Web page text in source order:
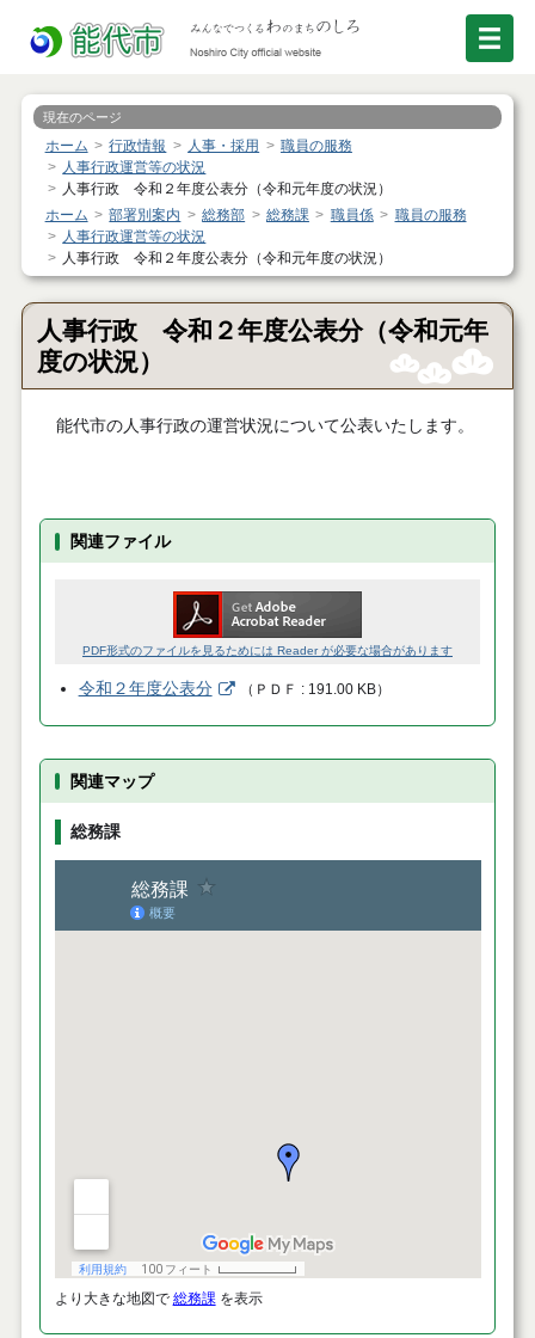
現在のページ
ホーム 行政情報 人事・採用
職員の服務
人事行政運営等の状況
人事行政 令和２年度公表分（令和元年度の状況）
ホーム
部署別案内 総務部 総務課 職員係
職員の服務
人事行政運営等の状況
人事行政 令和２年度公表分（令和元年度の状況）
人事行政 令和２年度公表分（令和元年
度の状況）
能代市の人事行政の運営状況について公表いたします。
関連ファイル
PDF形式のファイルを見るためには Reader が必要な場合があります
令和２年度公表分 （ ＰＤＦ 191.00 KB）
関連マップ
総務課
より大きな地図で 総務課を表示